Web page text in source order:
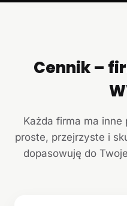
Cennik –
Każda firma ma
proste, przejrzyste i
dopasowuję do